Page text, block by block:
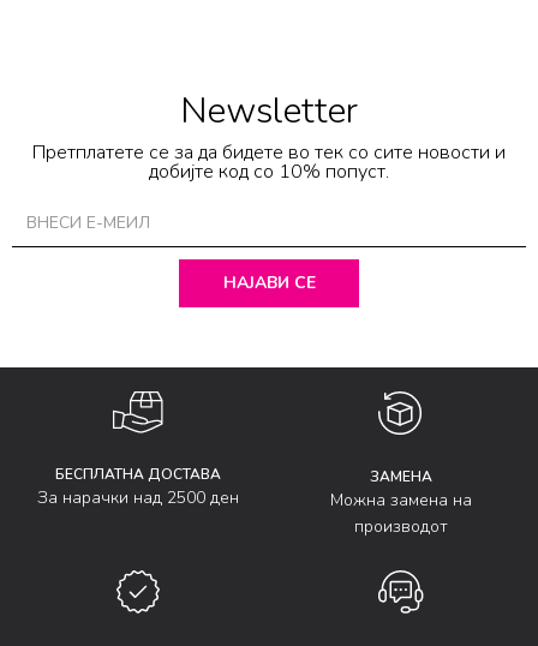
Newsletter
Претплатете се за да бидете во тек со сите новости и
добијте код со 10% попуст.
НАЈАВИ СЕ
БЕСПЛАТНА ДОСТАВА
За нарачки над 2500 ден
ЗАМЕНА
Можна замена на
производот